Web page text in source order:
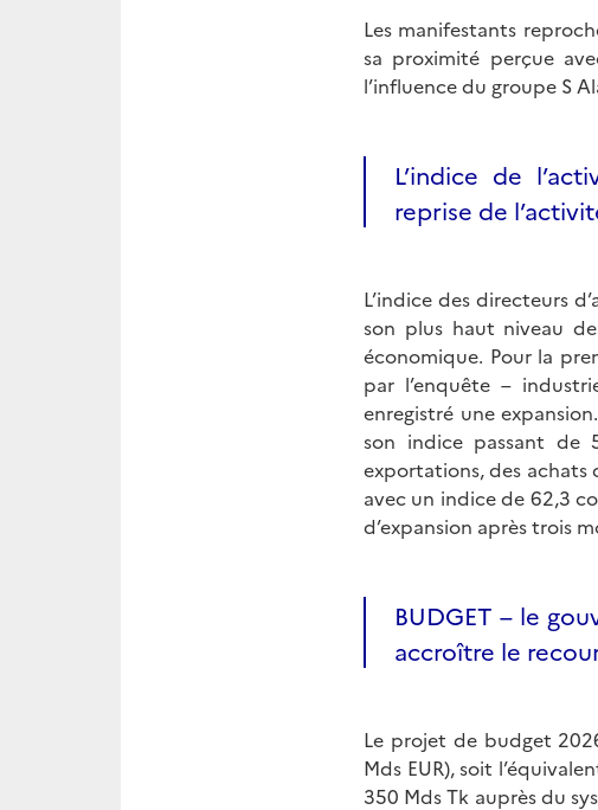
Les manifestants
sa proximité perçue
l’influence du groupe S
L’indice de
reprise de
L’indice des directeurs
son plus haut niveau
économique. Pour la
par l’enquête –
enregistré une
son indice passant de
exportations, des achats
avec un indice de 62,3
d’expansion après trois
BUDGET – le
accroître le
Le projet de budget
Mds EUR), soit
350 Mds Tk auprès du